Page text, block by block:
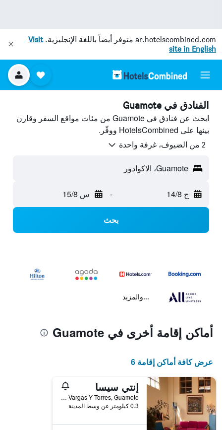
ar.hotelscombined.com متوفر أيضاً باللغة الإنجليزية.Visit
site in English
الفنادق في Guamote
ابحث عن فنادق في Guamote من مئات مواقع السفر وقارن
بينها على HotelsCombined ووفّر.
2 من الضيوف، غرفة واحدة
Guamote، الاكوادور
ج 14/8 - س 15/8
بحث
...والمزيد
أماكن إقامة أخرى في Guamote
عرض كافة أماكن إقامة 6
إنتي سيسا
Calle Vargas Y Torres, Guamote, الاكوادور
0.3 كيلومتر عن وسط المدينة